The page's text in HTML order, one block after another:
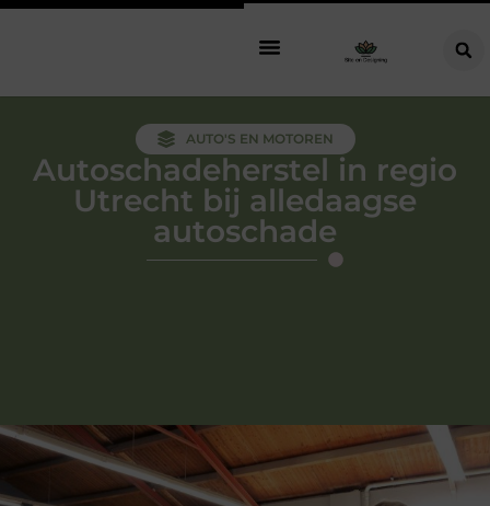
AUTO'S EN MOTOREN
Autoschadeherstel in regio
Utrecht bij alledaagse
autoschade